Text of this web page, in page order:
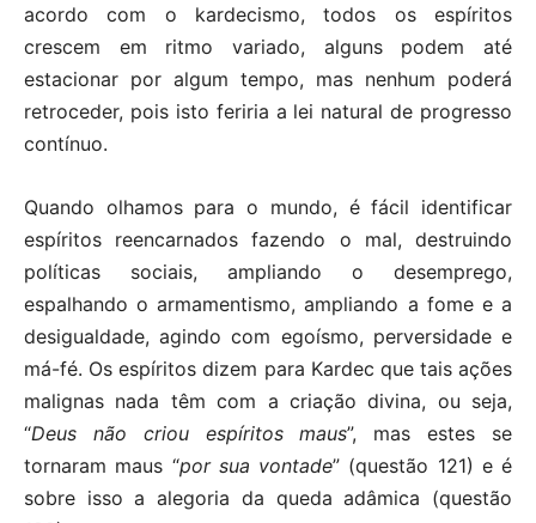
acordo com o kardecismo, todos os espíritos
crescem em ritmo variado, alguns podem até
estacionar por algum tempo, mas nenhum poderá
retroceder, pois isto feriria a lei natural de progresso
contínuo.
Quando olhamos para o mundo, é fácil identificar
espíritos reencarnados fazendo o mal, destruindo
políticas sociais, ampliando o desemprego,
espalhando o armamentismo, ampliando a fome e a
desigualdade, agindo com egoísmo, perversidade e
má-fé. Os espíritos dizem para Kardec que tais ações
malignas nada têm com a criação divina, ou seja,
“Deus não criou espíritos maus”, mas estes se
tornaram maus “por sua vontade” (questão 121) e é
sobre isso a alegoria da queda adâmica (questão